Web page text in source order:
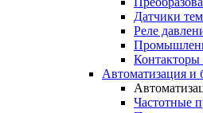
Датчики
Реле
Контакторы
Автоматизация и
Частотные